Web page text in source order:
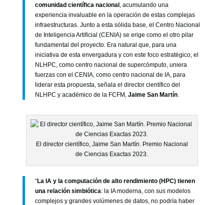
comunidad científica nacional , acumulando una
experiencia invaluable en la operación de estas complejas
infraestructuras. Junto a esta sólida base, el Centro Nacional
de Inteligencia Artificial (CENIA) se erige como el otro pilar
fundamental del proyecto. Era natural que, para una
iniciativa de esta envergadura y con este foco estratégico, el
NLHPC, como centro nacional de supercómputo, uniera
fuerzas con el CENIA, como centro nacional de IA, para
liderar esta propuesta, señala el director científico del
NLHPC y académico de la FCFM, Jaime San Martín.
El director científico, Jaime San Martín. Premio Nacional
de Ciencias Exactas 2023.
“La IA y la computación de alto rendimiento (HPC) tienen
una relación simbiótica: la IA moderna, con sus modelos
complejos y grandes volúmenes de datos, no podría haber